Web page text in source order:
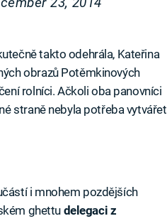
takto odehrála, Kateřina
obrazů Potěmkinových
rolníci. Ačkoli oba panovníci
straně nebyla potřeba vytvářet
i mnohem pozdějších
ghettudelegaci z